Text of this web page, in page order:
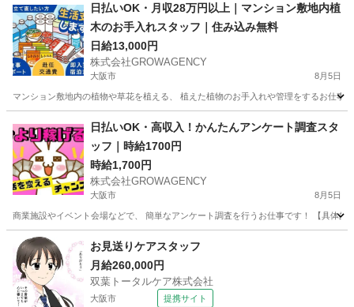
日払いOK・月収28万円以上｜マンション敷地内植
木のお手入れスタッフ｜住み込み無料
日給13,000円
株式会社GROWAGENCY
大阪市 8月5日
マンション敷地内の植物や草花を植える、 植えた植物のお手入れや管理をするお仕
その他 植物
日払いOK・高収入！かんたんアンケート調査スタ
ッフ｜時給1700円
時給1,700円
株式会社GROWAGENCY
大阪市 8月5日
商業施設やイベント会場などで、 簡単なアンケート調査を行うお仕事です！ 【具体
大阪 大阪市 その他
お見送りケアスタッフ
月給260,000円
双葉トータルケア株式会社
大阪市 提携サイト